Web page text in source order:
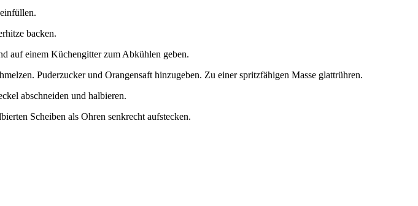
backen.
auf einem Küchengitter zum Abkühlen geben.
Puderzucker und Orangensaft hinzugeben. Zu einer spritzfähigen Masse glattrühren.
abschneiden und halbieren.
Scheiben als Ohren senkrecht aufstecken.